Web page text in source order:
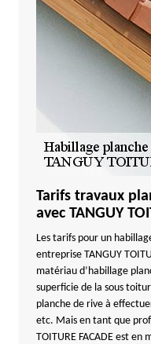
Tarifs travaux
avec TANGUY
Les tarifs pour un
entreprise TANGUY
matériau d’habillage
superficie de la sous
planche de rive à
etc. Mais en tant que
TOITURE FACADE est en